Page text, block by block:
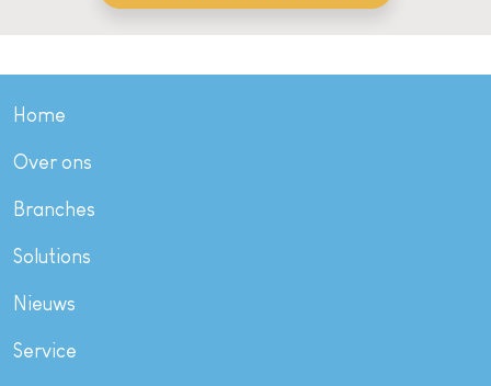
Home
Over ons
Branches
Solutions
Nieuws
Service